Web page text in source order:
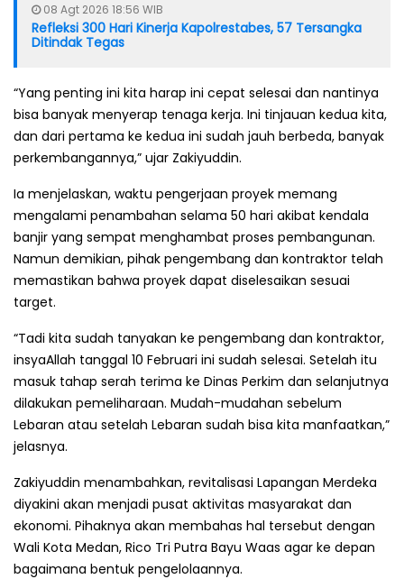
08 Agt 2026 18:56 WIB
Refleksi 300 Hari Kinerja Kapolrestabes, 57 Tersangka
Ditindak Tegas
“Yang penting ini kita harap ini cepat selesai dan nantinya
bisa banyak menyerap tenaga kerja. Ini tinjauan kedua kita,
dan dari pertama ke kedua ini sudah jauh berbeda, banyak
perkembangannya,” ujar Zakiyuddin.
Ia menjelaskan, waktu pengerjaan proyek memang
mengalami penambahan selama 50 hari akibat kendala
banjir yang sempat menghambat proses pembangunan.
Namun demikian, pihak pengembang dan kontraktor telah
memastikan bahwa proyek dapat diselesaikan sesuai
target.
“Tadi kita sudah tanyakan ke pengembang dan kontraktor,
insyaAllah tanggal 10 Februari ini sudah selesai. Setelah itu
masuk tahap serah terima ke Dinas Perkim dan selanjutnya
dilakukan pemeliharaan. Mudah-mudahan sebelum
Lebaran atau setelah Lebaran sudah bisa kita manfaatkan,”
jelasnya.
Zakiyuddin menambahkan, revitalisasi Lapangan Merdeka
diyakini akan menjadi pusat aktivitas masyarakat dan
ekonomi. Pihaknya akan membahas hal tersebut dengan
Wali Kota Medan, Rico Tri Putra Bayu Waas agar ke depan
bagaimana bentuk pengelolaannya.